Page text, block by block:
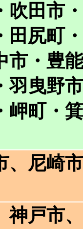
吹田市
田尻町
市・豊
羽曳野
岬町・
、尼崎
神戸市